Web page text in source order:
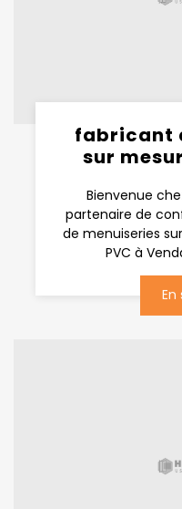
fabricant
sur
Bienvenue
partenaire de
de menuiseries
PVC à
En